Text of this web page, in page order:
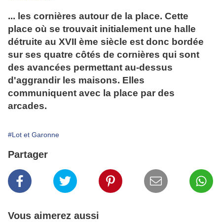
... les cornières autour de la place. Cette
place où se trouvait initialement une halle
détruite au XVII ème siècle est donc bordée
sur ses quatre côtés de cornières qui sont
des avancées permettant au-dessus
d'aggrandir les maisons. Elles
communiquent avec la place par des
arcades.
#Lot et Garonne
Partager
Vous aimerez aussi